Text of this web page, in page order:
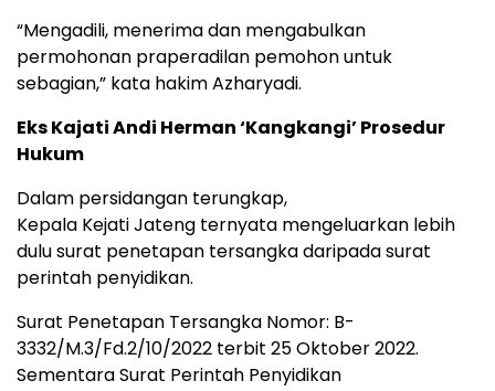
“Mengadili, menerima dan mengabulkan
permohonan praperadilan pemohon untuk
sebagian,” kata hakim Azharyadi.
Eks Kajati Andi Herman ‘Kangkangi’ Prosedur
Hukum
Dalam persidangan terungkap,
Kepala Kejati Jateng ternyata mengeluarkan lebih
dulu surat penetapan tersangka daripada surat
perintah penyidikan.
Surat Penetapan Tersangka Nomor: B-
3332/M.3/Fd.2/10/2022 terbit 25 Oktober 2022.
Sementara Surat Perintah Penyidikan